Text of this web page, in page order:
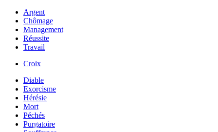
Argent
Chômage
Management
Réussite
Travail
Croix
Diable
Exorcisme
Hérésie
Mort
Péchés
Purgatoire